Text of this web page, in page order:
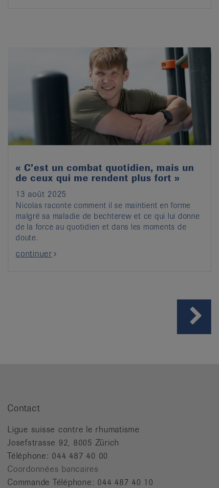
« C’est un combat quotidien, mais un
de ceux qui me rendent plus fort »
13 août 2025
Nicolas raconte comment il se maintient en forme
malgré sa maladie de bechterew et ce qui lui donne
de la force au quotidien et dans les moments de
doute.
continuer
Contact
Ligue suisse contre le rhumatisme
Josefstrasse 92, 8005 Zürich
Téléphone: 044 487 40 00
Coordonnées bancaires
Commande Téléphone: 044 487 40 10